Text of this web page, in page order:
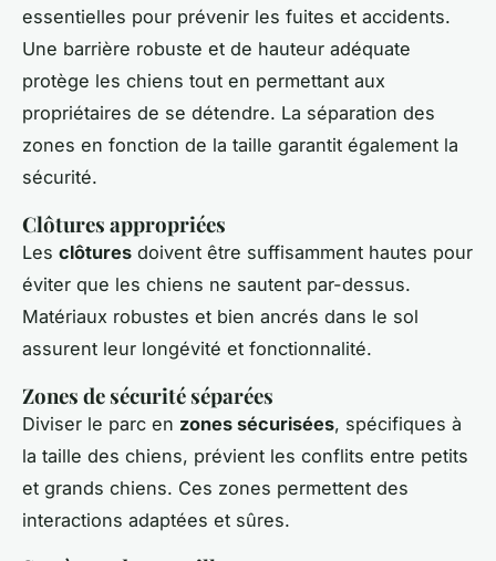
essentielles pour prévenir les fuites et accidents.
Une barrière robuste et de hauteur adéquate
protège les chiens tout en permettant aux
propriétaires de se détendre. La séparation des
zones en fonction de la taille garantit également la
sécurité.
Clôtures appropriées
Les clôtures doivent être suffisamment hautes pour
éviter que les chiens ne sautent par-dessus.
Matériaux robustes et bien ancrés dans le sol
assurent leur longévité et fonctionnalité.
Zones de sécurité séparées
Diviser le parc en zones sécurisées, spécifiques à
la taille des chiens, prévient les conflits entre petits
et grands chiens. Ces zones permettent des
interactions adaptées et sûres.